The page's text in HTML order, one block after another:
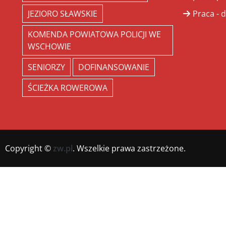
JEZIORO SŁAWSKIE
KOMENDA POWIATOWA POLICJI WE
WSCHOWIE
SENIORZY
DOFINANSOWANIE
ŚCIEŻKA ROWEROWA
Praca -
Copyright © zw.pl. Wszelkie prawa zastrzeżone.